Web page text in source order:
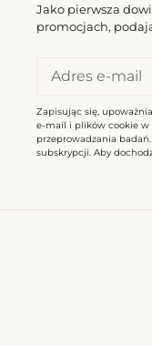
Jako pierwsza
promocjach,
Zapisując się,
e-mail i plików cookie w
przeprowadzania
subskrypcji. Aby